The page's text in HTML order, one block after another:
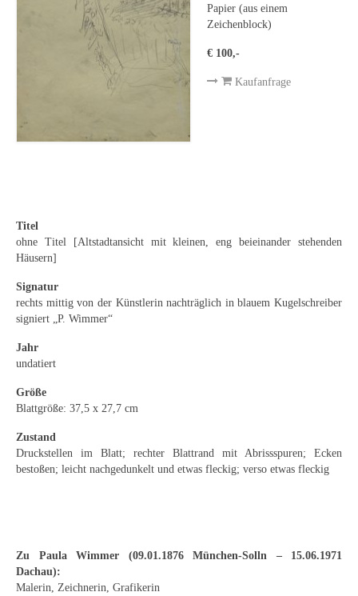
Weitere Künstler nach 1945
Kunst 1900-1945
Walter Becker
Richard Sprick
Helmut Diekmann
Hermann Dieste
Ferdinand Springer
Arne Siegfried
Papier (aus einem
Zeichenblock)
€ 100,-
Kaufanfrage
Titel
ohne Titel [Altstadtansicht mit kleinen, eng beieinander stehenden
Häusern]
Signatur
rechts mittig von der Künstlerin nachträglich in blauem Kugelschreiber
signiert „P. Wimmer“
Jahr
undatiert
Größe
Blattgröße: 37,5 x 27,7 cm
Zustand
Druckstellen im Blatt; rechter Blattrand mit Abrissspuren; Ecken
bestoßen; leicht nachgedunkelt und etwas fleckig; verso etwas fleckig
Zu Paula Wimmer (09.01.1876 München-Solln – 15.06.1971
Dachau):
Malerin, Zeichnerin, Grafikerin